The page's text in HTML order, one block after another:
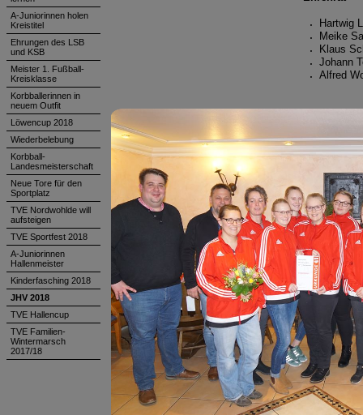
Hartwig
Meike
Klaus
Johann
Alfred
A-Juniorinnen holen
Kreistitel
Ehrungen des LSB
und KSB
Meister 1. Fußball-
Kreisklasse
Korbballerinnen in
neuem Outfit
Löwencup 2018
Wiederbelebung
Korbball-
Landesmeisterschaft
Neue Tore für den
Sportplatz
TVE Nordwohlde will
aufsteigen
TVE Sportfest 2018
A-Juniorinnen
Hallenmeister
Kinderfasching 2018
JHV 2018
TVE Hallencup
TVE Familien-
Wintermarsch
2017/18